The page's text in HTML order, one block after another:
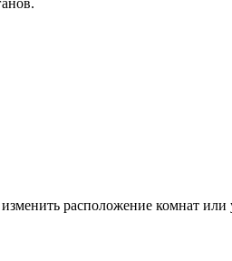
расположение комнат